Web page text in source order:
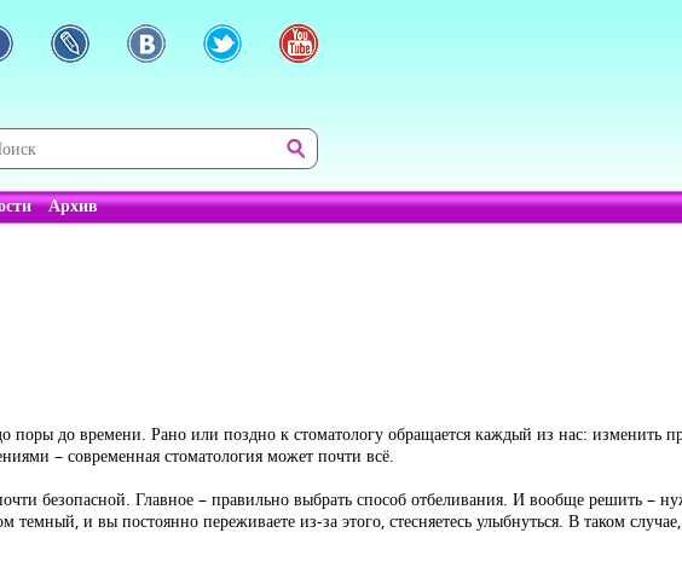
Архив
до времени. Рано или поздно к стоматологу обращается каждый из нас: изменить
– современная стоматология может почти всё.
безопасной. Главное – правильно выбрать способ отбеливания. И вообще решить –
и вы постоянно переживаете из-за этого, стесняетесь улыбнуться. В таком